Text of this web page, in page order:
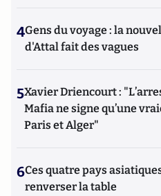
4Gens du voyage : la
d'Attal fait des vagues
5Xavier Driencourt :
Mafia ne signe qu’une
Paris et Alger"
6Ces quatre pays
renverser la table